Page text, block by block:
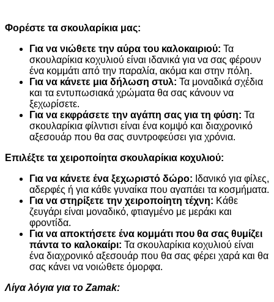
Φορέστε τα σκουλαρίκια μας:
Για να νιώθετε την αύρα του καλοκαιριού: Τα
σκουλαρίκια κοχυλιού είναι ιδανικά για να σας φέρουν
ένα κομμάτι από την παραλία, ακόμα και στην πόλη.
Για να κάνετε μια δήλωση στυλ: Τα μοναδικά σχέδια
και τα εντυπωσιακά χρώματα θα σας κάνουν να
ξεχωρίσετε.
Για να εκφράσετε την αγάπη σας για τη φύση: Τα
σκουλαρίκια φίλντισι είναι ένα κομψό και διαχρονικό
αξεσουάρ που θα σας συντροφεύσει για χρόνια.
Επιλέξτε τα χειροποίητα σκουλαρίκια κοχυλιού:
Για να κάνετε ένα ξεχωριστό δώρο: Ιδανικό για φίλες,
αδερφές ή για κάθε γυναίκα που αγαπάει τα κοσμήματα.
Για να στηρίξετε την χειροποίητη τέχνη: Κάθε
ζευγάρι είναι μοναδικό, φτιαγμένο με μεράκι και
φροντίδα.
Για να αποκτήσετε ένα κομμάτι που θα σας θυμίζει
πάντα το καλοκαίρι: Τα σκουλαρίκια κοχυλιού είναι
ένα διαχρονικό αξεσουάρ που θα σας φέρει χαρά και θα
σας κάνει να νοιώθετε όμορφα.
Λίγα λόγια για το Zamak: